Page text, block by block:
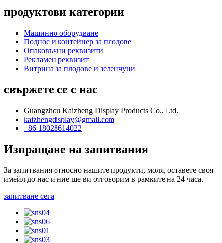
продуктови категории
Машинно оборудване
Поднос и контейнер за плодове
Опаковъчни реквизити
Рекламен реквизит
Витрина за плодове и зеленчуци
свържете се с нас
Guangzhou Kaizheng Display Products Co., Ltd.
kaizhengdisplay@gmail.com
+86 18028614022
Изпращане на запитвания
За запитвания относно нашите продукти, моля, оставете своя
имейл до нас и ние ще ви отговорим в рамките на 24 часа.
запитване сега